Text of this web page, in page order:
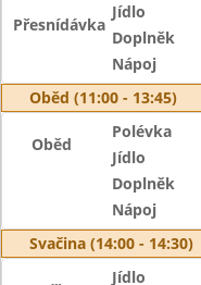
Přesnídávka
Jídlo
Doplněk
Nápoj
Oběd (11:00 - 13:45)
Oběd
Polévka
Jídlo
Doplněk
Nápoj
Svačina (14:00 - 14:30)
Jídlo